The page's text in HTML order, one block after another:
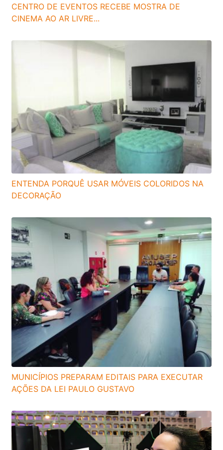
CENTRO DE EVENTOS RECEBE MOSTRA DE
CINEMA AO AR LIVRE...
ENTENDA PORQUÊ USAR MÓVEIS COLORIDOS NA
DECORAÇÃO
MUNICÍPIOS PREPARAM EDITAIS PARA EXECUTAR
AÇÕES DA LEI PAULO GUSTAVO